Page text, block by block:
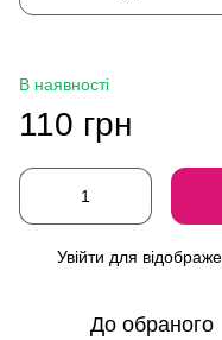
В наявності
110 грн
Увійти для
До обраного